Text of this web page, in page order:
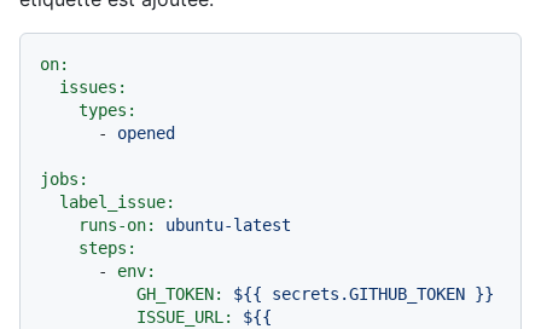
on:
issues:
types:
-
opened
jobs:
label_issue:
runs-on:
ubuntu-latest
steps:
-
env:
GH_TOKEN:
${{ secrets.GITHUB_TOKEN }}
ISSUE_URL:
${{